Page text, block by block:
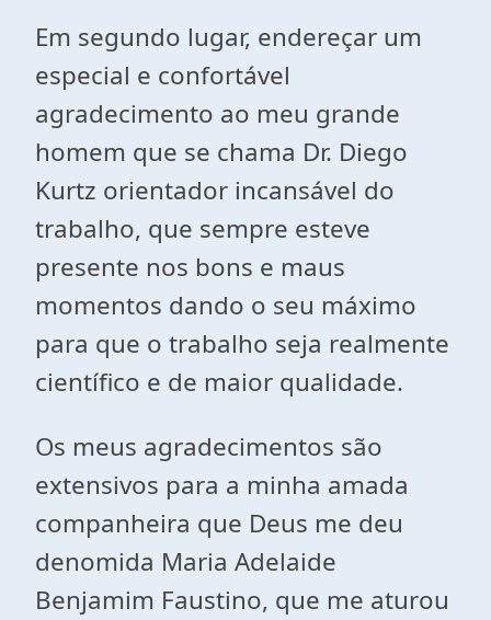
Em segundo lugar, endereçar um
especial e confortável
agradecimento ao meu grande
homem que se chama Dr. Diego
Kurtz orientador incansável do
trabalho, que sempre esteve
presente nos bons e maus
momentos dando o seu máximo
para que o trabalho seja realmente
científico e de maior qualidade.
Os meus agradecimentos são
extensivos para a minha amada
companheira que Deus me deu
denomida Maria Adelaide
Benjamim Faustino, que me aturou